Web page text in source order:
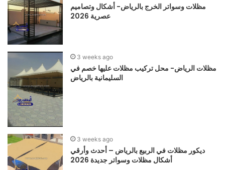
مظلات وسواتر الخرج بالرياض- أشكال وتصاميم
عصرية 2026
3 weeks ago
مظلات الرياض- محل تركيب مظلات عليها خصم في
السليمانية بالرياض
3 weeks ago
ديكور مظلات في الربيع بالرياض – أحدث وأرقي
أشكال مظلات وسواتر جديدة 2026